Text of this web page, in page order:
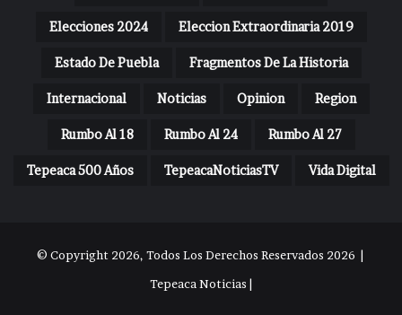
Elecciones 2024 Eleccion Extraordinaria 2019
Estado De Puebla Fragmentos De La Historia
Internacional Noticias Opinion Region
Rumbo Al 18 Rumbo Al 24 Rumbo Al 27
Tepeaca 500 Años TepeacaNoticiasTV Vida Digital
© Copyright 2026, Todos Los Derechos Reservados 2026 |
Tepeaca Noticias |